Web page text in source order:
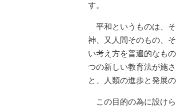
す。
平和というものは、
神、又人間そのもの、
い考え方を普遍的なも
つの新しい教育法が施
と、人類の進歩と発展
この目的の為に設け